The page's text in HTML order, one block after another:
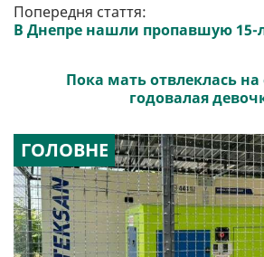
Попередня стаття:
В Днепре нашли пропавшую
Пока мать отвлеклась
годовалая
ГОЛОВНЕ